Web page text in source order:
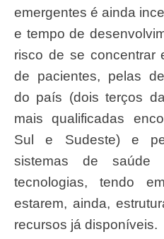
emergentes é ainda
e tempo de
risco de se concentrar
de pacientes, pelas
do país (dois terços
mais qualificadas
Sul e Sudeste) e
sistemas de saúde
tecnologias, tendo
estarem, ainda,
recursos já disponíveis.